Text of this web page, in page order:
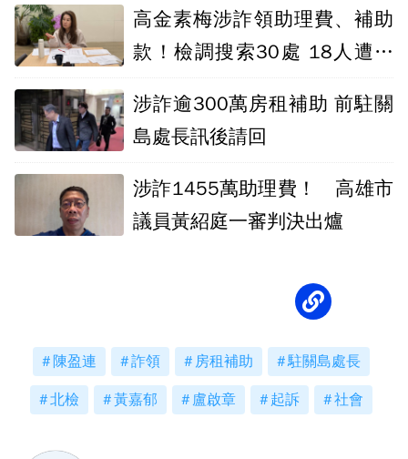
高金素梅涉詐領助理費、補助
款！檢調搜索30處 18人遭約
涉詐逾300萬房租補助 前駐關
島處長訊後請回
涉詐1455萬助理費！ 高雄市
議員黃紹庭一審判決出爐
陳盈連 詐領 房租補助 駐關島處長
北檢 黃嘉郁 盧啟章 起訴 社會